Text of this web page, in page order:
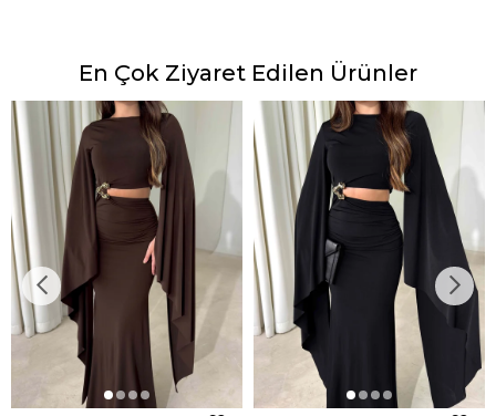
En Çok Ziyaret Edilen Ürünler